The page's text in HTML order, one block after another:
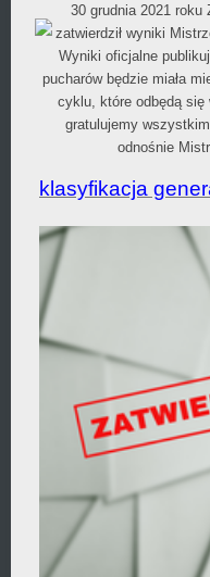
30 grudnia 2021 roku
zatwierdził wyniki
Wyniki oficjalne
pucharów będzie miała
cyklu, które odbędą się
gratulujemy
odnośnie
klasyfikacja